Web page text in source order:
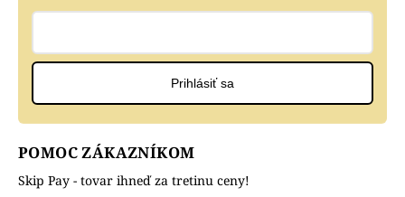
POMOC ZÁKAZNÍKOM
Skip Pay - tovar ihneď za tretinu ceny!
Prihlásiť sa